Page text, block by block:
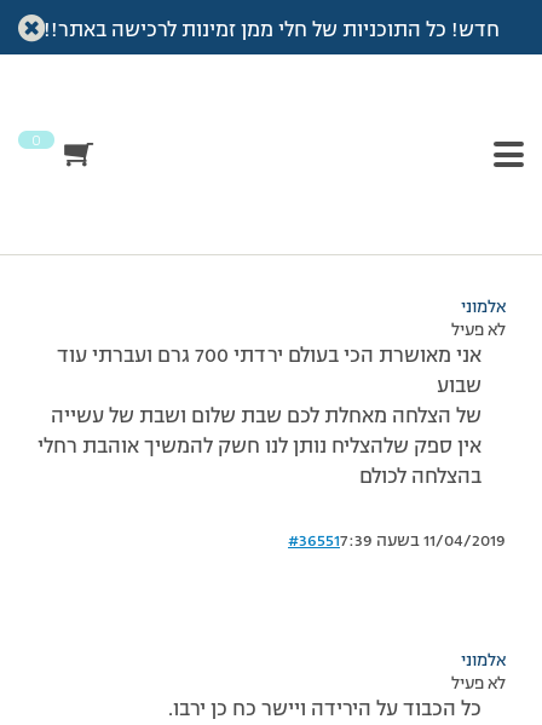
חדש! כל התוכניות של חלי ממן זמינות לרכישה באתר!!
0
עמוד הבית >דיונים>פורום >שבת שלום ודיווח
מוצגות 3 תגובות – 1 עד 3 (מתוך 3 סה״כ)
אלמוני
לא פעיל
אני מאושרת הכי בעולם ירדתי 700 גרם ועברתי עוד
שבוע
של הצלחה מאחלת לכם שבת שלום ושבת של עשייה
אין ספק שלהצליח נותן לנו חשק להמשיך אוהבת רחלי
בהצלחה לכולם
11/04/2019 בשעה 7:39 #36551
אלמוני
לא פעיל
כל הכבוד על הירידה ויישר כח כן ירבו.